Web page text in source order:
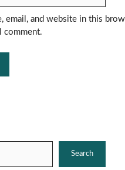
email, and website in this
comment.
Search